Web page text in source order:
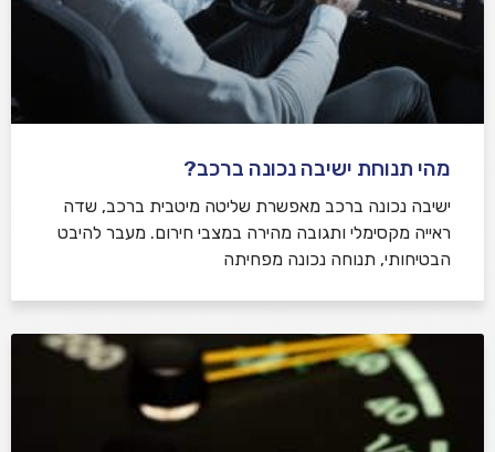
מהי תנוחת ישיבה נכונה ברכב?
ישיבה נכונה ברכב מאפשרת שליטה מיטבית ברכב, שדה
ראייה מקסימלי ותגובה מהירה במצבי חירום. מעבר להיבט
הבטיחותי, תנוחה נכונה מפחיתה